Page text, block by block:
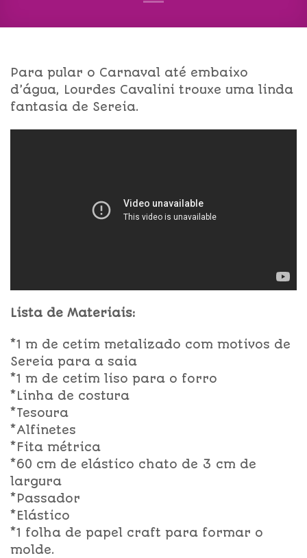
Para pular o Carnaval até embaixo
d’água, Lourdes Cavalini trouxe uma linda
fantasia de Sereia.
Lista de Materiais:
*1 m de cetim metalizado com motivos de
Sereia para a saia
*1 m de cetim liso para o forro
*Linha de costura
*Tesoura
*Alfinetes
*Fita métrica
*60 cm de elástico chato de 3 cm de
largura
*Passador
*Elástico
*1 folha de papel craft para formar o
molde.